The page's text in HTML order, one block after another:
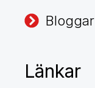
Bloggar
Länkar